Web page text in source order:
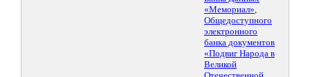
«Мемориал»,
Общедоступного
электронного
банка документов
«Подвиг Народа в
Великой